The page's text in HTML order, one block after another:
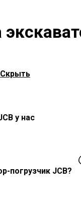
Скрыть
у нас
погрузчик JCB?